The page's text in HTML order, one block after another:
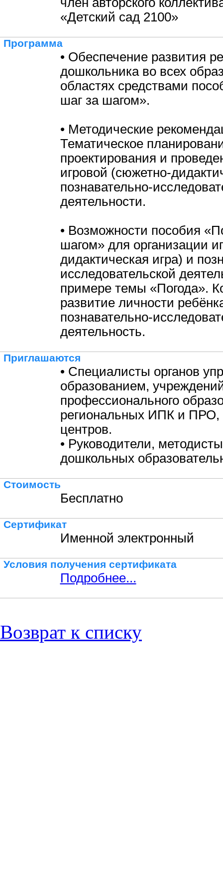
«Детский сад 2100»
Программа
• Обеспечение развития
дошкольника во всех
областях средствами
шаг за шагом».
• Методические
Тематическое
проектирования и
игровой (сюжетно-
познавательно-
деятельности.
• Возможности пособия
шагом» для организации
дидактическая игра) и
исследовательской
примере темы «Погода».
развитие личности
познавательно-
деятельность.
Приглашаются
• Специалисты органов
образованием,
профессионального
региональных ИПК и ПРО,
центров.
• Руководители,
дошкольных
Стоимость
Бесплатно
Сертификат
Именной электронный
Условия получения сертификата
Подробнее...
Возврат к списку